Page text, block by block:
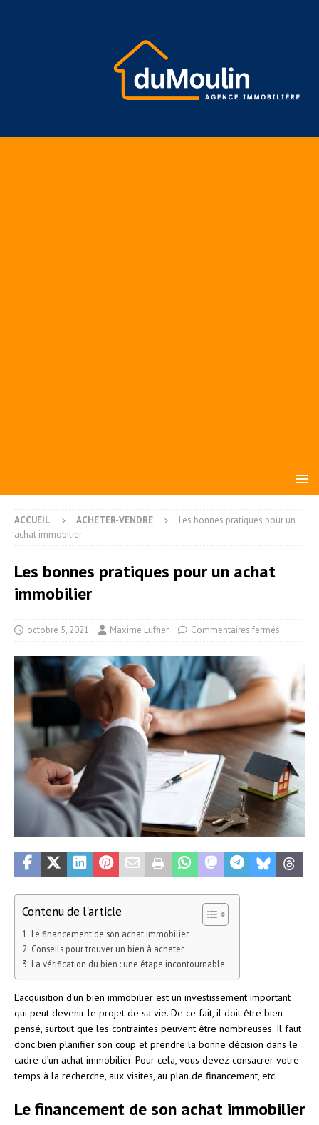
ACCUEIL ACHETER-VENDRE
Les bonnes pratiques pour un
achat immobilier
Les bonnes pratiques pour un achat
immobilier
octobre 5, 2021 Maxime Luffier Commentaires fermés
Contenu de l'article
Le financement de son achat immobilier
Conseils pour trouver un bien à acheter
La vérification du bien : une étape incontournable
L’acquisition d’un bien immobilier est un investissement important
qui peut devenir le projet de sa vie. De ce fait, il doit être bien
pensé, surtout que les contraintes peuvent être nombreuses. Il faut
donc bien planifier son coup et prendre la bonne décision dans le
cadre d’un achat immobilier. Pour cela, vous devez consacrer votre
temps à la recherche, aux visites, au plan de financement, etc.
Le financement de son achat immobilier